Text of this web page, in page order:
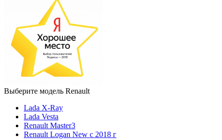
Выберите модель Renault
Lada X-Ray
Lada Vesta
Renault Master3
Renault Logan New с 2018 г